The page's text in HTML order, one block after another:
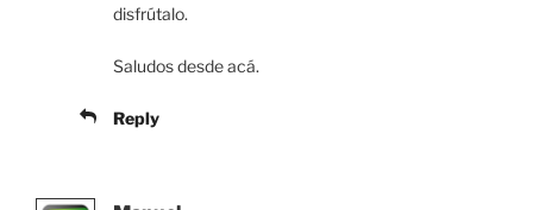
disfrútalo.
Saludos desde acá.
Reply